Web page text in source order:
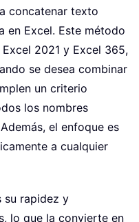
concatenar texto
en Excel. Este método
2021 y Excel 365,
se desea combinar
un criterio
los nombres
el enfoque es
a cualquier
su rapidez y
lo que la convierte en